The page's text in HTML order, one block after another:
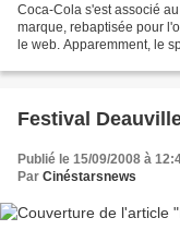
Coca-Cola s'est associé
marque, rebaptisée pour
le web. Apparemment, le
Festival
Publié le 15/09/2008 à
Par Cinéstarsnews